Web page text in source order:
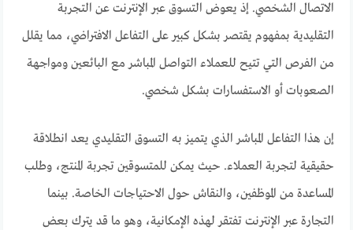
الاتصال الشخصي. إذ يعوض التسوق عبر الإنترنت عن التجربة
التقليدية بمفهوم يقتصر بشكل كبير على التفاعل الافتراضي، مما يقلل
من الفرص التي تتيح للعملاء التواصل المباشر مع البائعين ومواجهة
الصعوبات أو الاستفسارات بشكل شخصي.
إن هذا التفاعل المباشر الذي يتميز به التسوق التقليدي يعد انطلاقة
حقيقية لتجربة العملاء. حيث يمكن للمتسوقين تجربة المنتج، وطلب
المساعدة من الموظفين، والنقاش حول الاحتياجات الخاصة. بينما
التجارة عبر الإنترنت تفتقر لهذه الإمكانية، وهو ما قد يترك بعض